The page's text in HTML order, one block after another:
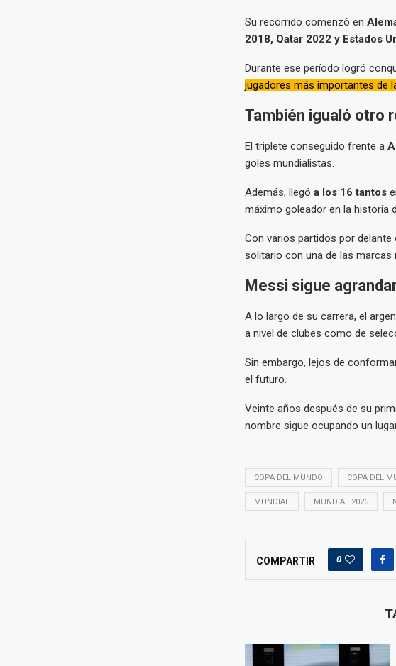
Su recorrido comenzó en
2018, Qatar 2022 y Estados
Durante ese período logró
jugadores más importantes de
También igualó otro
El triplete conseguido frente a
goles mundialistas.
Además, llegó a los 16 tantos
máximo goleador en la historia
Con varios partidos por delante
solitario con una de las
Messi sigue
A lo largo de su carrera, el
a nivel de clubes como de
Sin embargo, lejos de
el futuro.
Veinte años después de su
nombre sigue ocupando un
COPA DEL MUNDO COPA DEL
MUNDIAL MUNDIAL 2026
COMPARTIR 0